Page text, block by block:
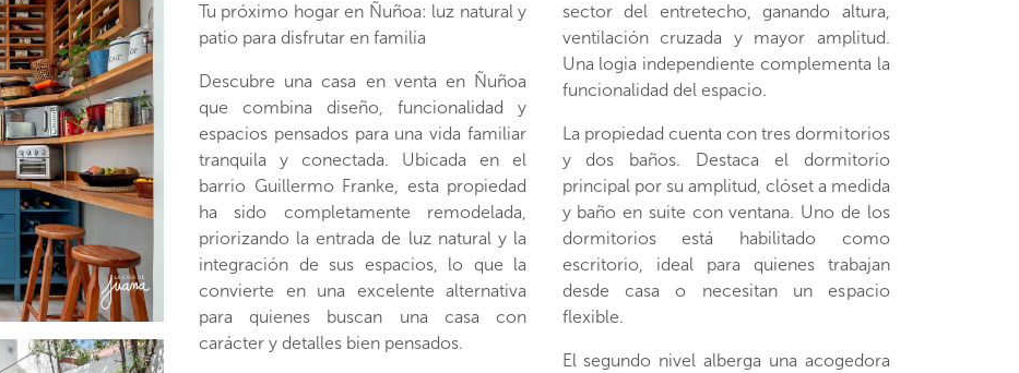
Tu próximo hogar en Ñuñoa: luz natural y
patio para disfrutar en familia
Descubre una casa en venta en Ñuñoa
que combina diseño, funcionalidad y
espacios pensados para una vida familiar
tranquila y conectada. Ubicada en el
barrio Guillermo Franke, esta propiedad
ha sido completamente remodelada,
priorizando la entrada de luz natural y la
integración de sus espacios, lo que la
convierte en una excelente alternativa
para quienes buscan una casa con
carácter y detalles bien pensados.
sector del entretecho, ganando altura,
ventilación cruzada y mayor amplitud.
Una logia independiente complementa la
funcionalidad del espacio.
La propiedad cuenta con tres dormitorios
y dos baños. Destaca el dormitorio
principal por su amplitud, clóset a medida
y baño en suite con ventana. Uno de los
dormitorios está habilitado como
escritorio, ideal para quienes trabajan
desde casa o necesitan un espacio
flexible.
El segundo nivel alberga una acogedora